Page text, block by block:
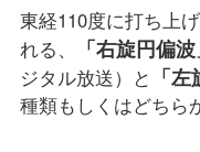
東経110度に打ち上
れる、
「右旋円偏波
ジタル放送）と 「
種類もしくはどちら